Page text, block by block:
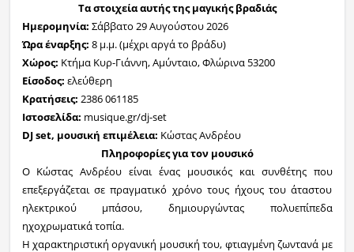
Τα στοιχεία αυτής της μαγικής βραδιάς
Ημερομηνία: Σάββατο 29 Αυγούστου 2026
Ώρα έναρξης: 8 μ.μ. (μέχρι αργά το βράδυ)
Χώρος: Κτήμα Κυρ-Γιάννη, Αμύνταιο, Φλώρινα 53200
Είσοδος: ελεύθερη
Κρατήσεις: 2386 061185
Ιστοσελίδα: musique.gr/dj-set
DJset, μουσική επιμέλεια: Κώστας Ανδρέου
Πληροφορίες για τον μουσικό
Ο Κώστας Ανδρέου είναι ένας μουσικός και συνθέτης που
επεξεργάζεται σε πραγματικό χρόνο τους ήχους του άταστου
ηλεκτρικού μπάσου, δημιουργώντας πολυεπίπεδα
ηχοχρωματικά τοπία.
Η χαρακτηριστικήοργανική μουσική του, φτιαγμένη ζωντανά με